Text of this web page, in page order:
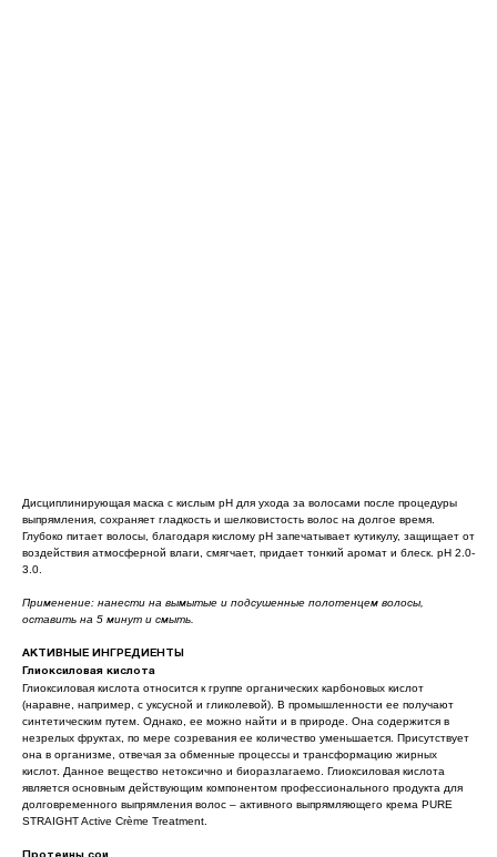
Дисциплинирующая маска с кислым pH для ухода за волосами после процедуры
выпрямления, сохраняет гладкость и шелковистость волос на долгое время.
Глубоко питает волосы, благодаря кислому pH запечатывает кутикулу, защищает от
воздействия атмосферной влаги, смягчает, придает тонкий аромат и блеск. pH 2.0-
3.0.
Применение: нанести на вымытые и подсушенные полотенцем волосы,
оставить на 5 минут и смыть.
АКТИВНЫЕ ИНГРЕДИЕНТЫ
Глиоксиловая кислота
Глиоксиловая кислота относится к группе органических карбоновых кислот
(наравне, например, с уксусной и гликолевой). В промышленности ее получают
синтетическим путем. Однако, ее можно найти и в природе. Она содержится в
незрелых фруктах, по мере созревания ее количество уменьшается. Присутствует
она в организме, отвечая за обменные процессы и трансформацию жирных
кислот. Данное вещество нетоксично и биоразлагаемо. Глиоксиловая кислота
является основным действующим компонентом профессионального продукта для
долговременного выпрямления волос – активного выпрямляющего крема PURE
STRAIGHT Active Crème Treatment.